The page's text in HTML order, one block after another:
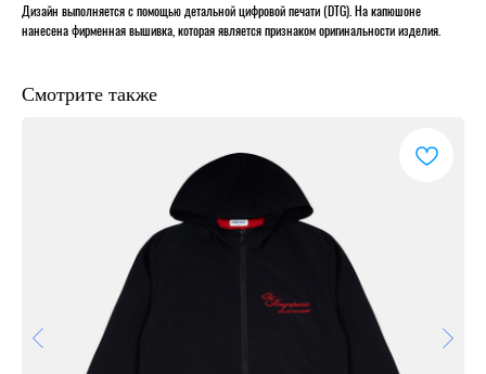
Дизайн выполняется с помощью детальной цифровой печати (DTG). На капюшоне
нанесена фирменная вышивка, которая является признаком оригинальности изделия.
Смотрите также